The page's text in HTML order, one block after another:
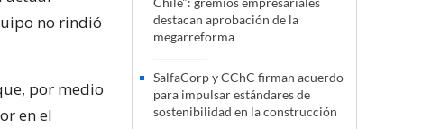
no rindió
por medio
en el
destacan aprobación de la
megarreforma
SalfaCorp y CChC firman acuerdo
para impulsar estándares de
sostenibilidad en la construcción